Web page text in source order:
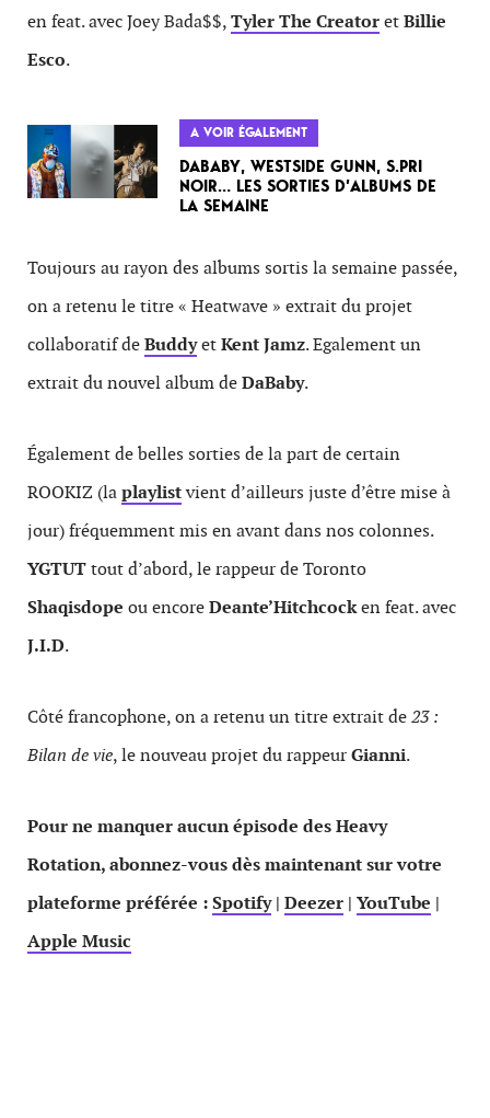
en feat. avec Joey Bada$$,Tyler The CreatoretBillie
Esco.
A VOIR ÉGALEMENT
DABABY, WESTSIDE GUNN, S.PRI
NOIR… LES SORTIES D’ALBUMS DE
LA SEMAINE
Toujours au rayon des albums sortis la semaine passée,
on a retenu le titre « Heatwave » extrait du projet
collaboratif deBuddyetKent Jamz. Egalement un
extrait du nouvel album deDaBaby.
Également de belles sorties de la part de certain
ROOKIZ (laplaylistvient d’ailleurs juste d’être mise à
jour) fréquemment mis en avant dans nos colonnes.
YGTUTtout d’abord, le rappeur de Toronto
Shaqisdope ou encoreDeante’Hitchcocken feat. avec
J.I.D.
Côté francophone, on a retenu un titre extrait de23 :
Bilan de vie, le nouveau projet du rappeurGianni.
Pour ne manquer aucun épisode des Heavy
Rotation, abonnez-vous dès maintenant sur votre
plateforme préférée :Spotify| Deezer | YouTube |
Apple Music